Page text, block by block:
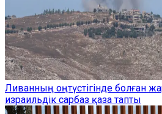
Ливанның оңтүстігінде болған
израильдік сарбаз қаза тапты